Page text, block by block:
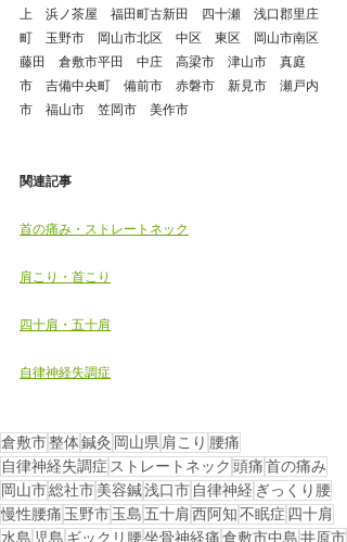
上　浜ノ茶屋　福田町古新田　四十瀬　浅口郡里庄
町　玉野市　岡山市北区　中区　東区　岡山市南区
藤田　倉敷市平田　中庄　高梁市　津山市　真庭
市　吉備中央町　備前市　赤磐市　新見市　瀬戸内
市　福山市　笠岡市　美作市
関連記事
首の痛み・ストレートネック
肩こり・首こり
四十肩・五十肩
自律神経失調症
倉敷市整体鍼灸 岡山県肩こり 腰痛
自律神経失調症 ストレートネック 頭痛首の痛み
岡山市総社市美容鍼浅口市 自律神経 ぎっくり腰
慢性腰痛 玉野市玉島 五十肩西阿知不眠症 四十肩
水島 児島 ギックリ腰坐骨神経痛倉敷市中島井原市